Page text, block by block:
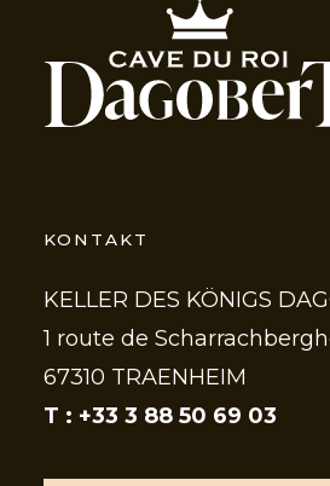
KONTAKT
KELLER DES KÖNIGS
1 route de
67310 TRAENHEIM
T : +33 3 88 50 69 03